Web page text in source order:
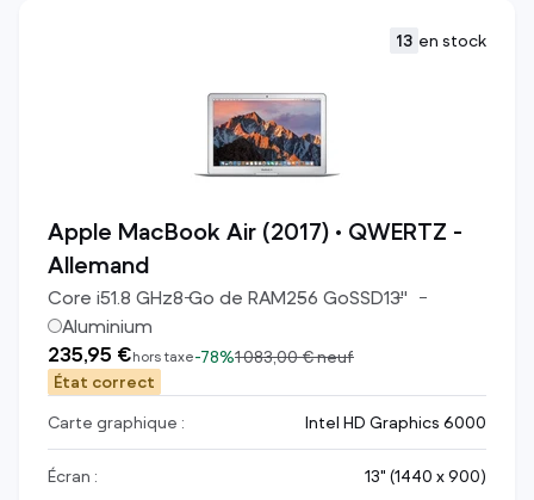
13 en stock
Apple MacBook Air (2017) • QWERTZ -
Allemand
Core i51.8 GHz8Go de RAM256 GoSSD13"
Aluminium
235,95 €hors taxe-78%1 083,00 €neuf
État correct
Carte graphique :
Intel HD Graphics 6000
Écran : 13" (1440 x 900)